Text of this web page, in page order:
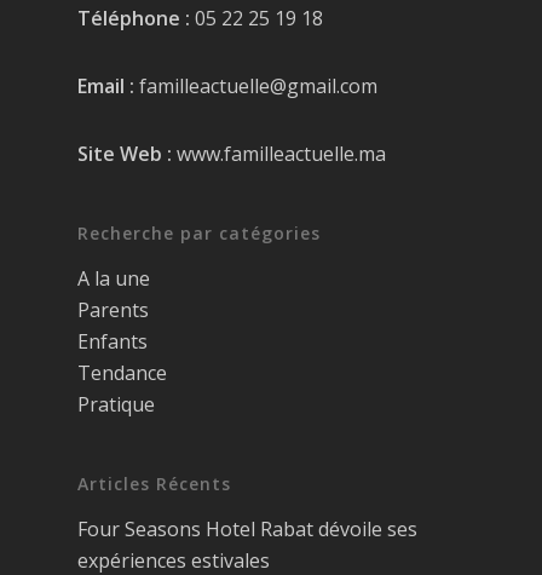
Téléphone : 05 22 25 19 18
Email : familleactuelle@gmail.com
Site Web : www.familleactuelle.ma
Recherche par catégories
A la une
Parents
Enfants
Tendance
Pratique
Articles Récents
Four Seasons Hotel Rabat dévoile ses
expériences estivales